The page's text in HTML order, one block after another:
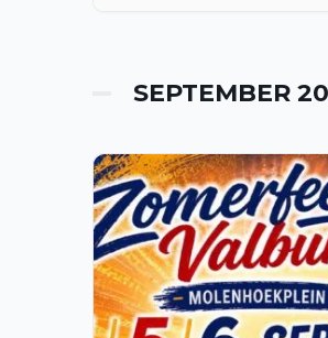
SEPTEMBER